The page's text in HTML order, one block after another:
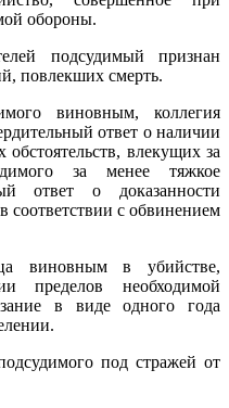
обороны.
подсудимый признан
повлекших смерть.
виновным, коллегия
ответ о наличии
влекущих за
за менее тяжкое
ответ о доказанности
соответствии с обвинением
виновным в убийстве,
пределов необходимой
в виде одного года
под стражей от